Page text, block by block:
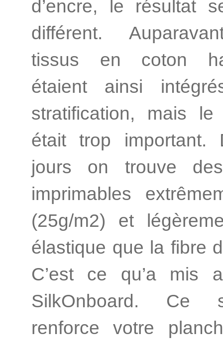
d’encre, le résultat
différent.
tissus en coton
étaient ainsi
stratification, mais le
était trop important.
jours on trouve
imprimables
(25g/m2) et
élastique que la fibre
C’est ce qu’a mis
SilkOnboard. Ce
renforce votre